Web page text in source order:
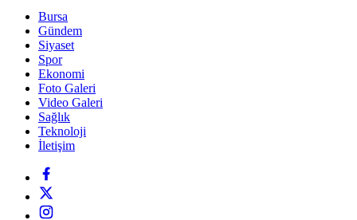
Bursa
Gündem
Siyaset
Spor
Ekonomi
Foto Galeri
Video Galeri
Sağlık
Teknoloji
İletişim